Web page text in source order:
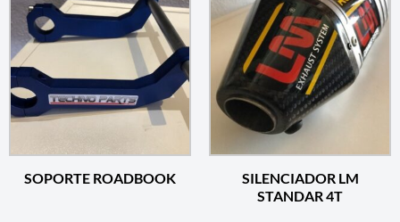
SOPORTE ROADBOOK
SILENCIADOR LM
STANDAR 4T